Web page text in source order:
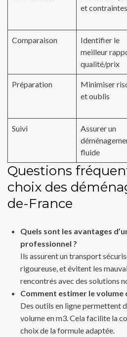
et contraintes
Comparaison
Identifier le
meilleur
qualité/prix
Préparation
Minimiser
et oublis
Suivi
Assurer un
fluide
Questions
choix des
de-France
Quels sont les avantages
professionnel ?
Ils assurent un transport
rigoureuse, et évitent les
rencontrés avec des solutions
Comment estimer le volume
Des outils en ligne permettent
volume en m3. Cela facilite la
choix de la formule adaptée.